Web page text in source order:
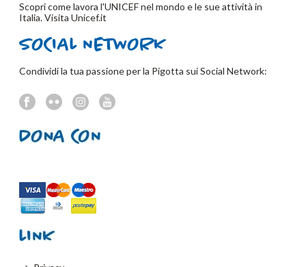
Scopri come lavora l'UNICEF nel mondo e le sue attività in
Italia. VisitaUnicef.it
Condividi la tua passione per la Pigotta sui Social Network: